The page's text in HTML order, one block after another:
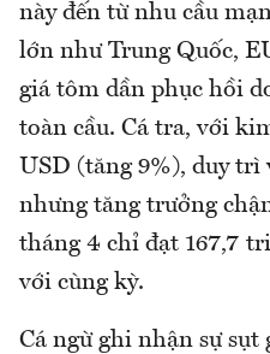
này đến từ nhu cầu
lớn như Trung Quốc,
giá tôm dần phục hồi
toàn cầu. Cá tra, với
USD (tăng 9%), duy
nhưng tăng trưởng
tháng 4 chỉ đạt 167,7
với cùng kỳ.
Cá ngừ ghi nhận sự